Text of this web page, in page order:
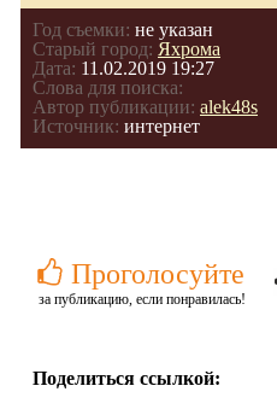
Год съемки: не указан
Старый город: Яхрома
Дата: 11.02.2019 19:27
Слова для поиска:
Автор публикации: alek48s
Источник: интернет
Проголосуйте
за публикацию, если понравилась!
Поделиться ссылкой: